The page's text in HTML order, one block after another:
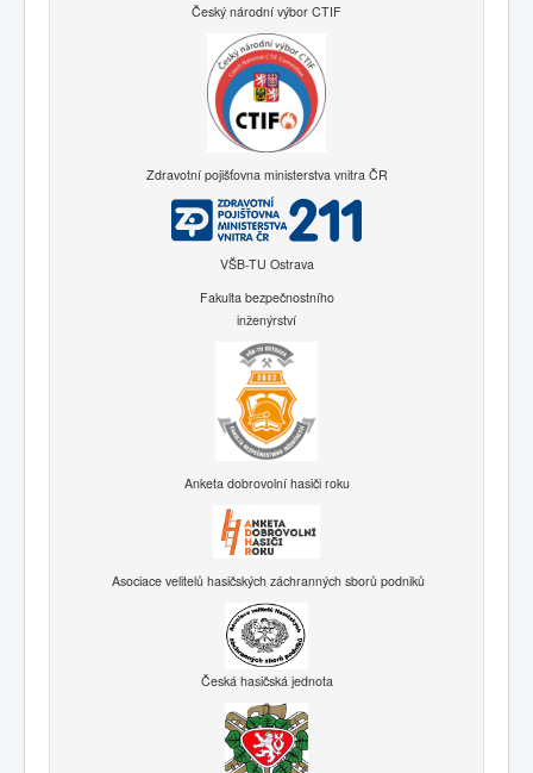
Český národní výbor CTIF
Zdravotní pojišťovna ministerstva vnitra ČR
VŠB-TU Ostrava
Fakulta bezpečnostního
inženýrství
Anketa dobrovolní hasiči roku
Asociace velitelů hasičských záchranných sborů podniků
Česká hasičská jednota